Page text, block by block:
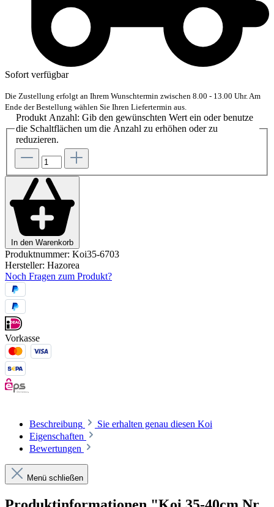
Sofort verfügbar
Die Zustellung erfolgt an Ihrem Wunschtermin zwischen 8.00 - 13.00 Uhr. Am
Ende der Bestellung wählen Sie Ihren Liefertermin aus.
Produkt Anzahl: Gib den gewünschten Wert ein oder benutze
die Schaltflächen um die Anzahl zu erhöhen oder zu
reduzieren.
In den Warenkorb
Produktnummer: Koi35-6703
Hersteller: Hazorea
Noch Fragen zum Produkt?
Vorkasse
Beschreibung
Sie erhalten genau diesen Koi
Eigenschaften
Bewertungen
Menü schließen